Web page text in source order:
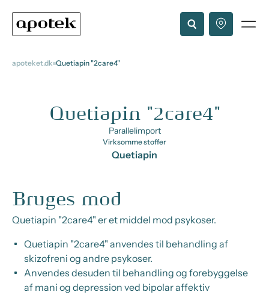
apoteket.dk Quetiapin "2care4"
Quetiapin "2care4"
Parallelimport
Virksomme stoffer
Quetiapin
Bruges mod
Quetiapin "2care4" er et middel mod psykoser.
Quetiapin "2care4" anvendes til behandling af
skizofreni og andre psykoser.
Anvendes desuden til behandling og forebyggelse
af mani og depression ved bipolar affektiv